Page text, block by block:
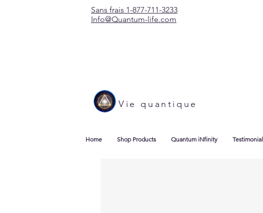
Sans frais 1-877-711-3233
Info@Quantum-life.com
Vie quantique
Home Shop Products Quantum iNfinity